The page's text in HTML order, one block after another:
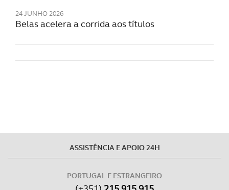
24 JUNHO 2026
Belas acelera a corrida aos títulos
ASSISTÊNCIA E APOIO 24H
PORTUGAL E ESTRANGEIRO